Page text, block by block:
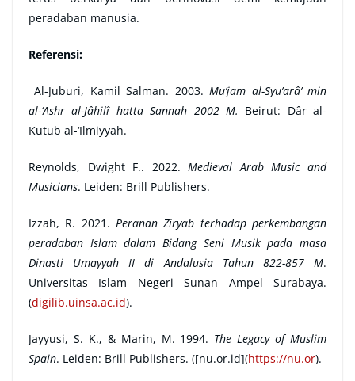
peradaban manusia.
Referensi:
Al-Juburi, Kamil Salman. 2003.Mu’jam al-Syu’arâ’ min
al-‘Ashr al-Jâhilî hatta Sannah 2002 M. Beirut: Dâr al-
Kutub al-‘Ilmiyyah.
Reynolds, Dwight F.. 2022.Medieval Arab Music and
Musicians. Leiden: Brill Publishers.
Izzah, R. 2021. Peranan Ziryab terhadap perkembangan
peradaban Islam dalam Bidang Seni Musik pada masa
Dinasti Umayyah II di Andalusia Tahun 822-857 M.
Universitas Islam Negeri Sunan Ampel Surabaya.
(digilib.uinsa.ac.id).
Jayyusi, S. K., & Marin, M. 1994. The Legacy of Muslim
Spain. Leiden: Brill Publishers. ([nu.or.id](https://nu.or).